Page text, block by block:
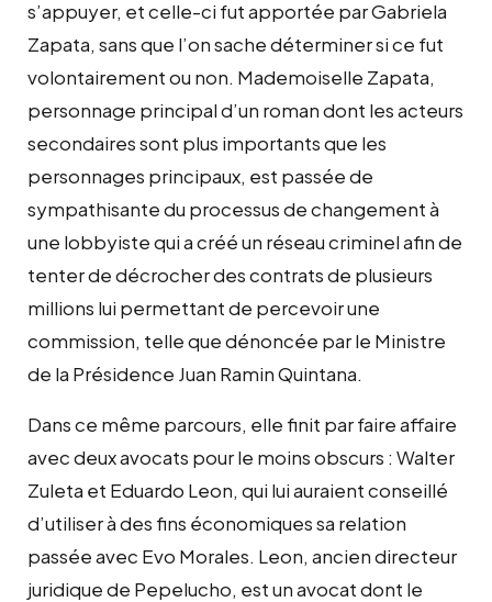
s’appuyer, et celle-ci fut apportée par Gabriela
Zapata, sans que l’on sache déterminer si ce fut
volontairement ou non. Mademoiselle Zapata,
personnage principal d’un roman dont les acteurs
secondaires sont plus importants que les
personnages principaux, est passée de
sympathisante du processus de changement à
une lobbyiste qui a créé un réseau criminel afin de
tenter de décrocher des contrats de plusieurs
millions lui permettant de percevoir une
commission, telle que dénoncée par le Ministre
de la Présidence Juan Ramin Quintana.
Dans ce même parcours, elle finit par faire affaire
avec deux avocats pour le moins obscurs : Walter
Zuleta et Eduardo Leon, qui lui auraient conseillé
d’utiliser à des fins économiques sa relation
passée avec Evo Morales. Leon, ancien directeur
juridique de Pepelucho, est un avocat dont le